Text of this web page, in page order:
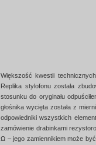
Większość kwestii
Replika stylofonu została
stosunku do oryginału
głośnika wycięta została z
odpowiedniki wszystkich
zamówienie drabinkami
Ω – jego zamiennikiem może